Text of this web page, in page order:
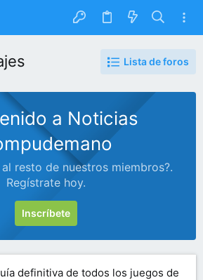
Lista de foros
a Noticias
resto de nuestros miembros?.
Regístrate hoy.
Inscríbete
definitiva de todos los juegos de